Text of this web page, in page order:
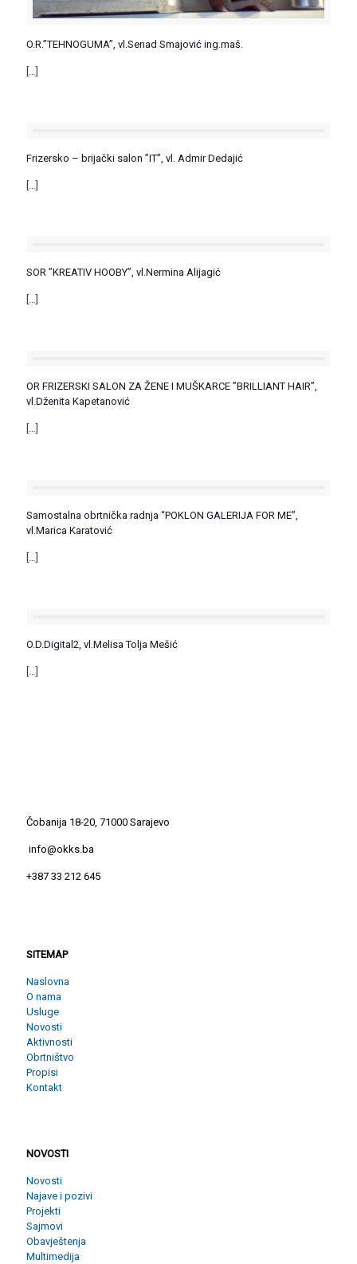
O.R.”TEHNOGUMA”, vl.Senad Smajović ing.maš.
[…]
Frizersko – brijački salon ”IT”, vl. Admir Dedajić
[…]
SOR ”KREATIV HOOBY”, vl.Nermina Alijagić
[…]
OR FRIZERSKI SALON ZA ŽENE I MUŠKARCE ”BRILLIANT HAIR”,
vl.Dženita Kapetanović
[…]
Samostalna obrtnička radnja “POKLON GALERIJA FOR ME”,
vl.Marica Karatović
[…]
O.D.Digital2, vl.Melisa Tolja Mešić
[…]
Čobanija 18-20, 71000 Sarajevo
info@okks.ba
+387 33 212 645
SITEMAP
Naslovna
O nama
Usluge
Novosti
Aktivnosti
Obrtništvo
Propisi
Kontakt
NOVOSTI
Novosti
Najave i pozivi
Projekti
Sajmovi
Obavještenja
Multimedija